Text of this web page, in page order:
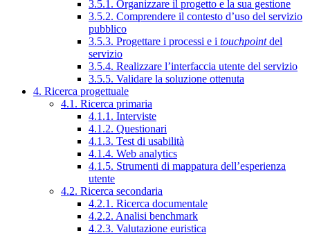
3.5.1. Organizzare il progetto e la sua gestione
3.5.2. Comprendere il contesto d’uso del servizio
pubblico
3.5.3. Progettare i processi e i touchpointdel
servizio
3.5.4. Realizzare l’interfaccia utente del servizio
3.5.5. Validare la soluzione ottenuta
4. Ricerca progettuale
4.1. Ricerca primaria
4.1.1. Interviste
4.1.2. Questionari
4.1.3. Test di usabilità
4.1.4. Web analytics
4.1.5. Strumenti di mappatura dell’esperienza
utente
4.2. Ricerca secondaria
4.2.1. Ricerca documentale
4.2.2. Analisi benchmark
4.2.3. Valutazione euristica